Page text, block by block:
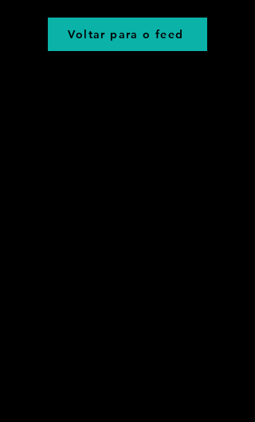
Voltar para o feed